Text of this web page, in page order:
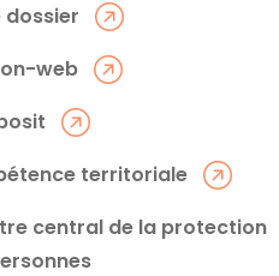
web
territoriale
central de la protection